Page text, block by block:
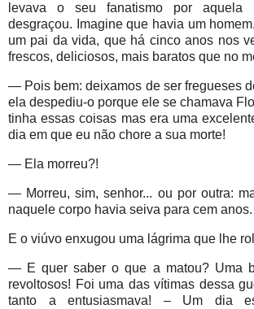
levava o seu fanatismo por aquela
desgraçou. Imagine que havia um
um pai da vida, que há cinco anos nos
frescos, deliciosos, mais baratos que no
— Pois bem: deixamos de ser fregueses
ela despediu-o porque ele se chamava
tinha essas coisas mas era uma
dia em que eu não chore a sua morte!
— Ela morreu?!
— Morreu, sim, senhor... ou por outra:
naquele corpo havia seiva para cem anos.
E o viúvo enxugou uma lágrima que lhe
— E quer saber o que a matou? Uma
revoltosos! Foi uma das vítimas dessa
tanto a entusiasmava! – Um dia